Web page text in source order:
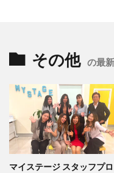
その他 の最
マイステージ スタッフプ